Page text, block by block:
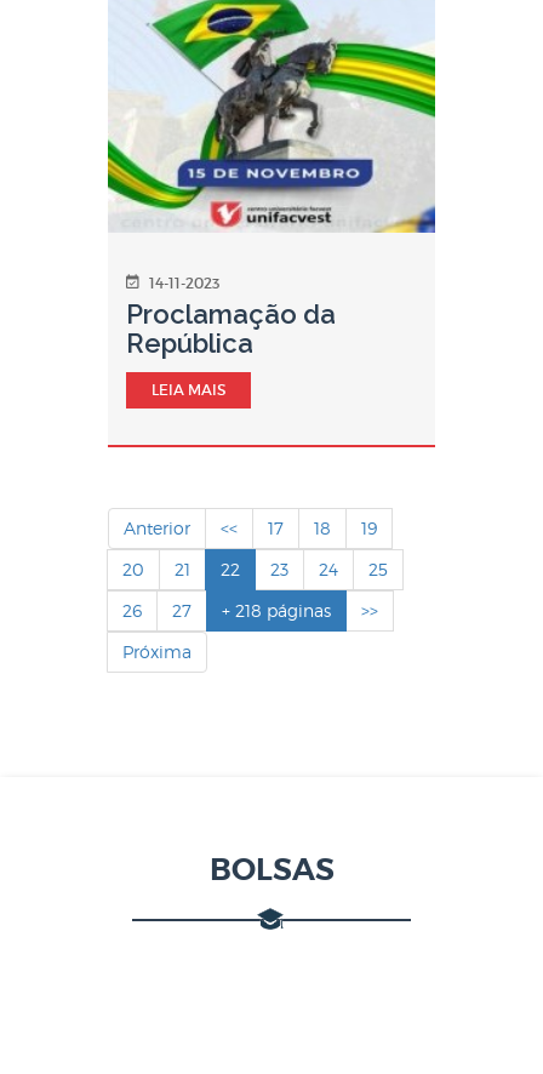
14-11-2023
Proclamação da
República
LEIA MAIS
Anterior << 17 18
19
20
21 22 23 24
25
26
27 + 218 páginas
>>
Próxima
BOLSAS